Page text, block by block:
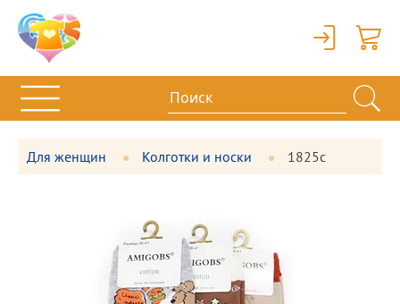
Вход
Для женщин Колготки и носки 1825с